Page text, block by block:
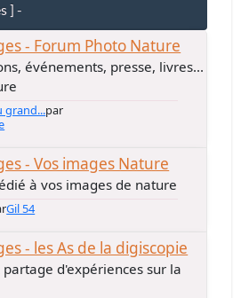
] -
- Forum Photo Nature
événements, presse, livres...
grand...par
- Vos images Nature
à vos images de nature
Gil 54
- les As de la digiscopie
partage d'expériences sur la